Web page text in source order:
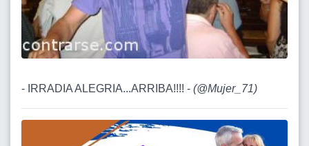
- IRRADIA ALEGRIA...ARRIBA!!!! - (@Mujer_71)